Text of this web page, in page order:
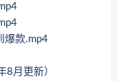
爆款.mp4
8月更新）